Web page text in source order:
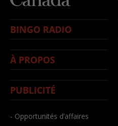
BINGO RADIO
À PROPOS
PUBLICITÉ
- Opportunités d’affaires